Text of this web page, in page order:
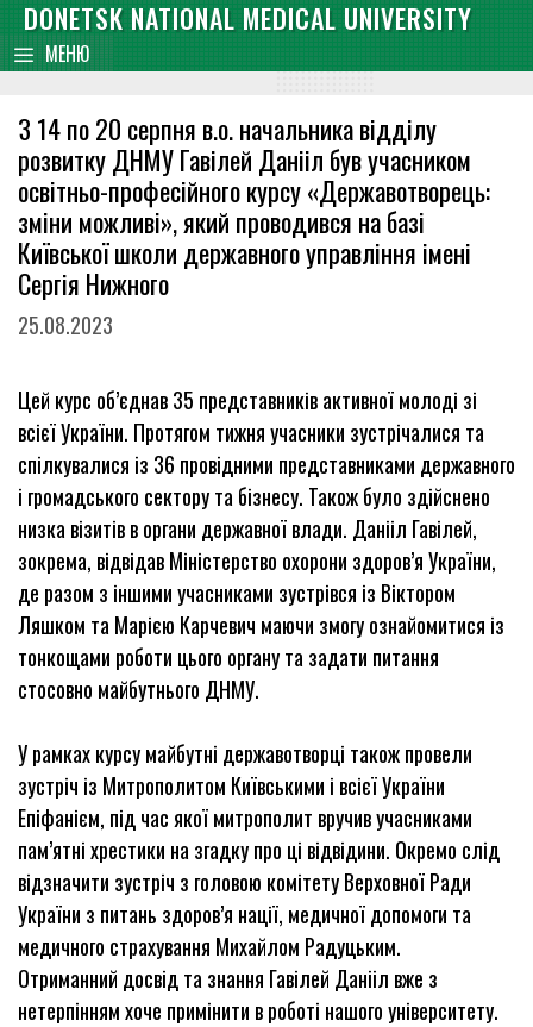
content
Skip
to
content
DONETSK NATIONAL MEDICAL UNIVERSITY
МЕНЮ
З 14 по 20 серпня в.о. начальника відділу
розвитку ДНМУ Гавілей Данііл був учасником
освітньо-професійного курсу «Державотворець:
зміни можливі», який проводився на базі
Київської школи державного управління імені
Сергія Нижного
25.08.2023
Цей курс об’єднав 35 представників активної молоді зі
всієї України. Протягом тижня учасники зустрічалися та
спілкувалися із 36 провідними представниками державного
і громадського сектору та бізнесу. Також було здійснено
низка візитів в органи державної влади. Данііл Гавілей,
зокрема, відвідав Міністерство охорони здоров’я України,
де разом з іншими учасниками зустрівся із Віктором
Ляшком та Марією Карчевич маючи змогу ознайомитися із
тонкощами роботи цього органу та задати питання
стосовно майбутнього ДНМУ.
У рамках курсу майбутні державотворці також провели
зустріч із Митрополитом Київськими і всієї України
Епіфанієм, під час якої митрополит вручив учасниками
пам’ятні хрестики на згадку про ці відвідини. Окремо слід
відзначити зустріч з головою комітету Верховної Ради
України з питань здоров’я нації, медичної допомоги та
медичного страхування Михайлом Радуцьким.
Отриманний досвід та знання Гавілей Данііл вже з
нетерпінням хоче примінити в роботі нашого університету.